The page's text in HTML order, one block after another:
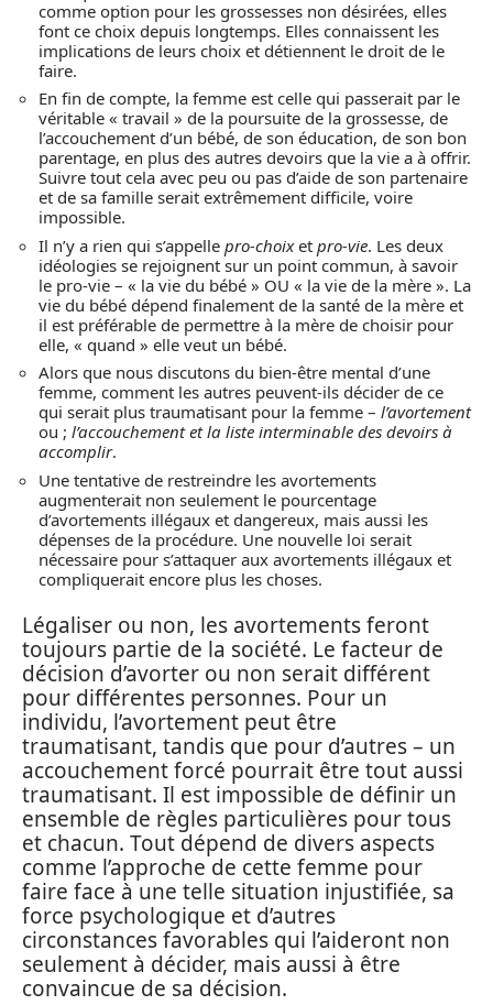
comme option pour les grossesses non désirées, elles
font ce choix depuis longtemps. Elles connaissent les
implications de leurs choix et détiennent le droit de le
faire.
En fin de compte, la femme est celle qui passerait par le
véritable « travail » de la poursuite de la grossesse, de
l’accouchement d’un bébé, de son éducation, de son bon
parentage, en plus des autres devoirs que la vie a à offrir.
Suivre tout cela avec peu ou pas d’aide de son partenaire
et de sa famille serait extrêmement difficile, voire
impossible.
Il n’y a rien qui s’appelle pro-choixet pro-vie. Les deux
idéologies se rejoignent sur un point commun, à savoir
le pro-vie – « la vie du bébé » OU « la vie de la mère ». La
vie du bébé dépend finalement de la santé de la mère et
il est préférable de permettre à la mère de choisir pour
elle, « quand » elle veut un bébé.
Alors que nous discutons du bien-être mental d’une
femme, comment les autres peuvent-ils décider de ce
qui serait plus traumatisant pour la femme – l’avortement
ou ; l’accouchement et la liste interminable des devoirs à
accomplir.
Une tentative de restreindre les avortements
augmenterait non seulement le pourcentage
d’avortements illégaux et dangereux, mais aussi les
dépenses de la procédure. Une nouvelle loi serait
nécessaire pour s’attaquer aux avortements illégaux et
compliquerait encore plus les choses.
Légaliser ou non, les avortements feront
toujours partie de la société. Le facteur de
décision d’avorter ou non serait différent
pour différentes personnes. Pour un
individu, l’avortement peut être
traumatisant, tandis que pour d’autres – un
accouchement forcé pourrait être tout aussi
traumatisant. Il est impossible de définir un
ensemble de règles particulières pour tous
et chacun. Tout dépend de divers aspects
comme l’approche de cette femme pour
faire face à une telle situation injustifiée, sa
force psychologique et d’autres
circonstances favorables qui l’aideront non
seulement à décider, mais aussi à être
convaincue de sa décision.